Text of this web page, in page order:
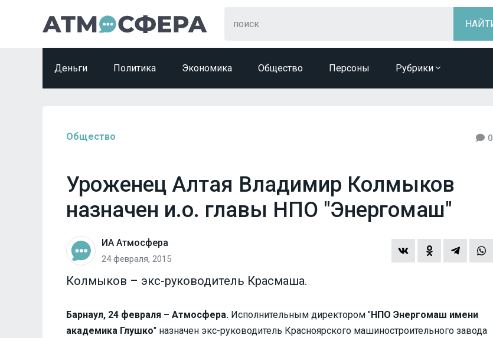
Деньги Политика Экономика Общество Персоны Рубрики
Общество 0
Уроженец Алтая Владимир Колмыков
назначен и.о. главы НПО "Энергомаш"
ИА Атмосфера
24 февраля, 2015
Колмыков – экс-руководитель Красмаша.
Барнаул, 24 февраля – Атмосфера. Исполнительным директором "НПО Энергомаш имени
академика Глушко" назначен экс-руководитель Красноярского машиностроительного завода